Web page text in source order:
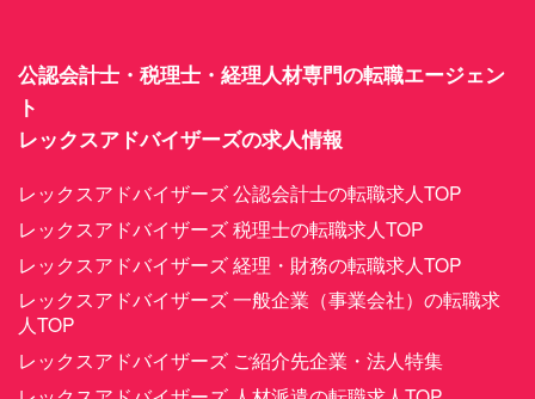
公認会計士・税理士・経理人材専門の転職エージェン
ト
レックスアドバイザーズの求人情報
レックスアドバイザーズ 公認会計士の転職求人TOP
レックスアドバイザーズ 税理士の転職求人TOP
レックスアドバイザーズ 経理・財務の転職求人TOP
レックスアドバイザーズ 一般企業（事業会社）の転職求
人TOP
レックスアドバイザーズ ご紹介先企業・法人特集